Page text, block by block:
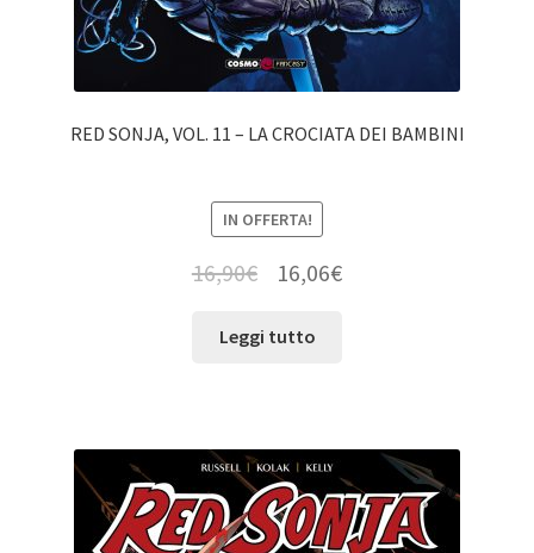
RED SONJA, VOL. 11 – LA CROCIATA DEI BAMBINI
IN OFFERTA!
16,90€ 16,06€
Leggi tutto